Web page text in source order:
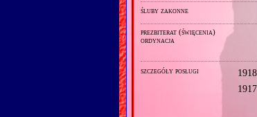
śluby zakonne
prezbiterat (święcenia)
ordynacja
szczegóły posługi